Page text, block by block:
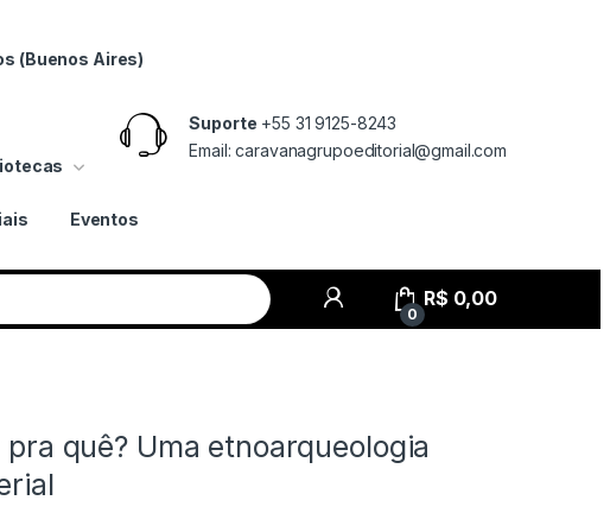
(Buenos Aires)
Eventos
Suporte +55 31 9125-8243
Email: caravanagrupoeditorial@gmail.com
0
R$ 0,00
pra quê? Uma etnoarqueologia